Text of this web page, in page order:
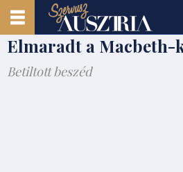
Elmaradt a Macbeth-
Betiltott beszéd